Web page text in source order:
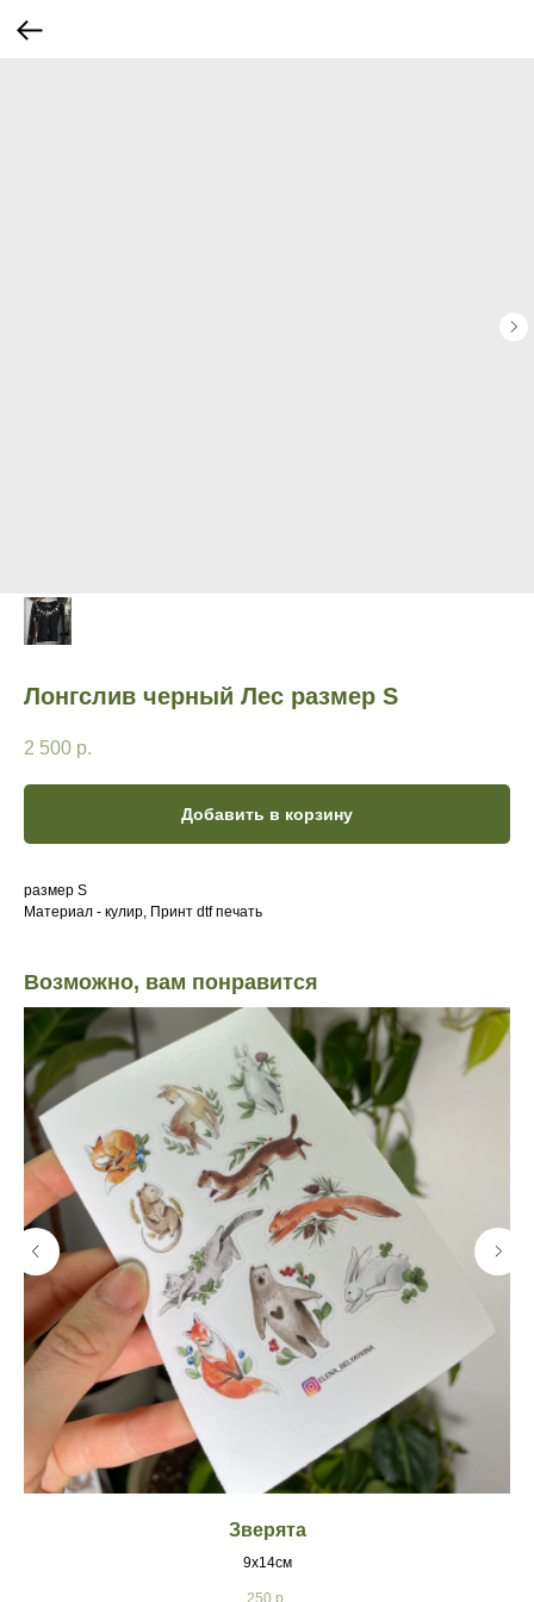
Лонгслив черный Лес размер S
2 500 р.
Добавить в корзину
размер S
Материал - кулир, Принт dtf печать
Возможно, вам понравится
Зверята
9х14см
250 р.